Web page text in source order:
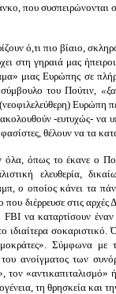
που
ό,τι πιο βίαιο,
στη γηραιά μας
μιας Ευρώπης σε
του Πούτιν,
Ευρώπη
-ευτυχώς- να
θέλουν να τα
όπως το έκανε ο
ελευθερία,
ο οποίος κάνει τα
που διέρρευσε στις
FBI να καταρτίσουν
ιδιαίτερα σοκαριστικό.
Σύμφωνα με
του ανοίγματος των
τον
τη θρησκεία και